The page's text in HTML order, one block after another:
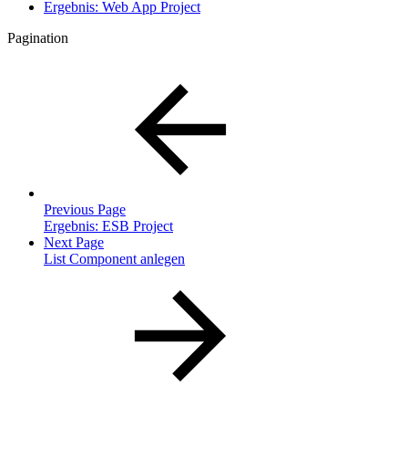
Ergebnis: Web App Project
Pagination
Previous Page
Ergebnis: ESB Project
Next Page
List Component anlegen